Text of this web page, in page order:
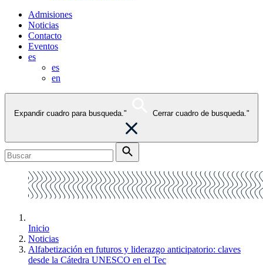
Admisiones
Noticias
Contacto
Eventos
es
es
en
Expandir cuadro para busqueda." Cerrar cuadro de busqueda."
Inicio
Noticias
Alfabetización en futuros y liderazgo anticipatorio: claves
desde la Cátedra UNESCO en el Tec